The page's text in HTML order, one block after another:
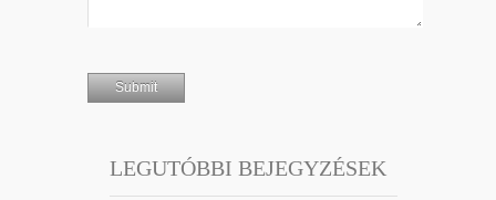
LEGUTÓBBI BEJEGYZÉSEK